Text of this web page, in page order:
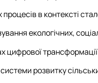
в контексті
екологічних,
цифрової
розвитку